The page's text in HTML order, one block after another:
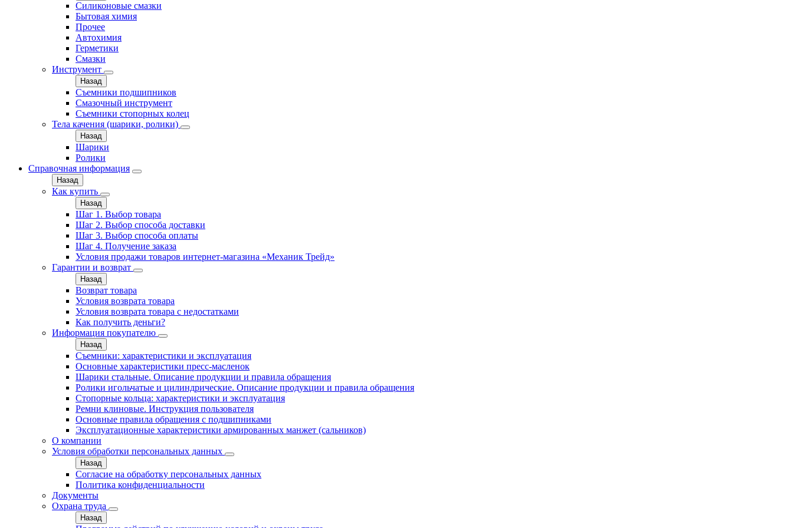
Силиконовые смазки
Бытовая химия
Прочее
Автохимия
Герметики
Смазки
Инструмент
Назад
Съемники подшипников
Смазочный инструмент
Съемники стопорных колец
Тела качения (шарики, ролики)
Назад
Шарики
Ролики
Справочная информация
Назад
Как купить
Назад
Шаг 1. Выбор товара
Шаг 2. Выбор способа доставки
Шаг 3. Выбор способа оплаты
Шаг 4. Получение заказа
Условия продажи товаров интернет-магазина «Механик Трейд»
Гарантии и возврат
Назад
Возврат товара
Условия возврата товара
Условия возврата товара с недостатками
Как получить деньги?
Информация покупателю
Назад
Съемники: характеристики и эксплуатация
Основные характеристики пресс‑масленок
Шарики стальные. Описание продукции и правила обращения
Ролики игольчатые и цилиндрические. Описание продукции и правила обращения
Стопорные кольца: характеристики и эксплуатация
Ремни клиновые. Инструкция пользователя
Основные правила обращения с подшипниками
Эксплуатационные характеристики армированных манжет (сальников)
О компании
Условия обработки персональных данных
Назад
Согласие на обработку персональных данных
Политика конфиденциальности
Документы
Охрана труда
Назад